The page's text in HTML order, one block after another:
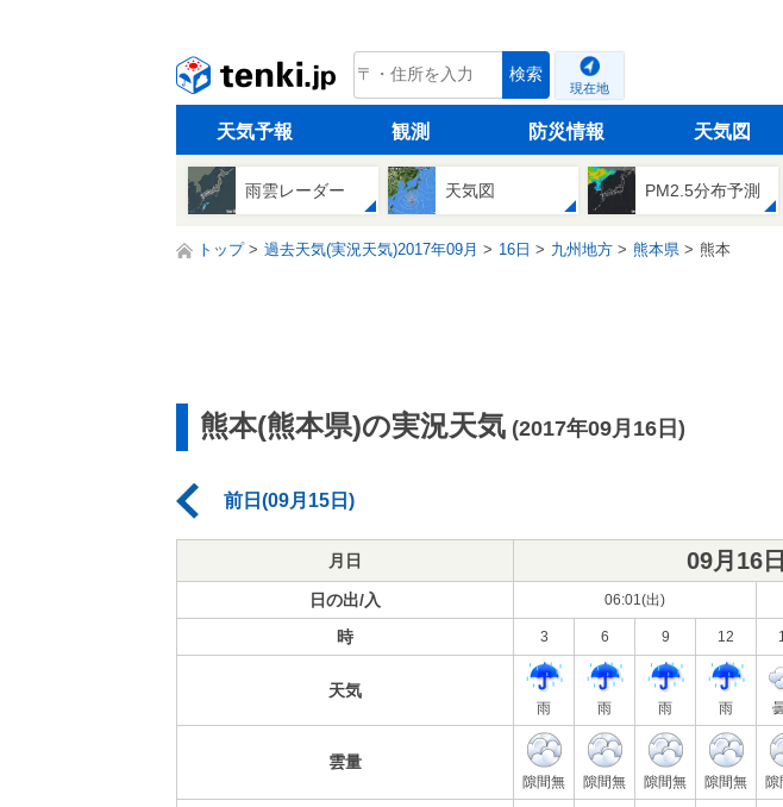
tenki.jp 検索
現在地
天気予報 観測 防災情報 天気図
雨雲レーダー 天気図 PM2.5分布予測
トップ 過去天気(実況天気)2017年09月 16日 九州地方 熊本県 熊本
熊本(熊本県)の実況天気 (2017年09月16日)
前日(09月15日)
月日 09月16
日の出/入 06:01(出)
時 3 6 9 12
天気
雨 雨 雨 雨
雲量
隙間無 隙間無 隙間無 隙間無 隙